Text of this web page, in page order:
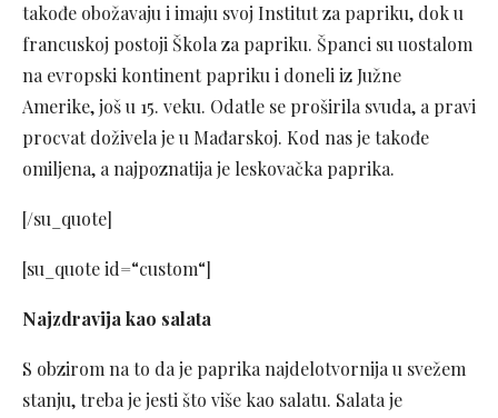
takođe obožavaju i imaju svoj Institut za papriku, dok u
francuskoj postoji Škola za papriku. Španci su uostalom
na evropski kontinent papriku i doneli iz Južne
Amerike, još u 15. veku. Odatle se proširila svuda, a pravi
procvat doživela je u Mađarskoj. Kod nas je takođe
omiljena, a najpoznatija je leskovačka paprika.
[/su_quote]
[su_quote id=“custom“]
Najzdravija kao salata
S obzirom na to da je paprika najdelotvornija u svežem
stanju, treba je jesti što više kao salatu. Salata je